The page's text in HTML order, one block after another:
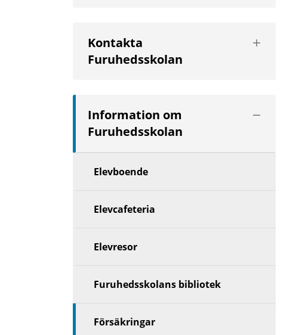
Kontakta
Furuhedsskolan
Visa
nästa
Information om
Furuhedsskolan
Elevboende
Elevcafeteria
Elevresor
Furuhedsskolans bibliotek
Försäkringar